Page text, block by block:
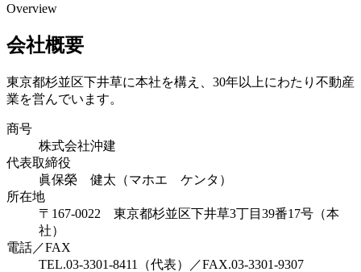
Overview
会社概要
東京都杉並区下井草に本社を構え、30年以上にわたり不動産
業を営んでいます。
商号
株式会社沖建
代表取締役
眞保榮 健太（マホエ ケンタ）
所在地
〒167-0022 東京都杉並区下井草3丁目39番17号（本
社）
電話／FAX
TEL.03-3301-8411（代表）／FAX.03-3301-9307